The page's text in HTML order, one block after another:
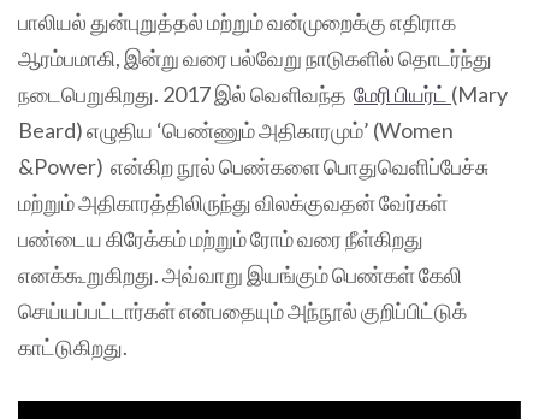
பாலியல் துன்புறுத்தல் மற்றும் வன்முறைக்கு எதிராக
ஆரம்பமாகி, இன்று வரை பல்வேறு நாடுகளில் தொடர்ந்து
நடைபெறுகிறது. 2017 இல் வெளிவந்த மேரி பியர்ட் (Mary
Beard) எழுதிய ‘பெண்ணும் அதிகாரமும்’ (Women
&Power) என்கிற நூல் பெண்களை பொதுவெளிப்பேச்சு
மற்றும் அதிகாரத்திலிருந்து விலக்குவதன் வேர்கள்
பண்டைய கிரேக்கம் மற்றும் ரோம் வரை நீள்கிறது
எனக்கூறுகிறது. அவ்வாறு இயங்கும் பெண்கள் கேலி
செய்யப்பட்டார்கள் என்பதையும் அந்நூல் குறிப்பிட்டுக்
காட்டுகிறது.